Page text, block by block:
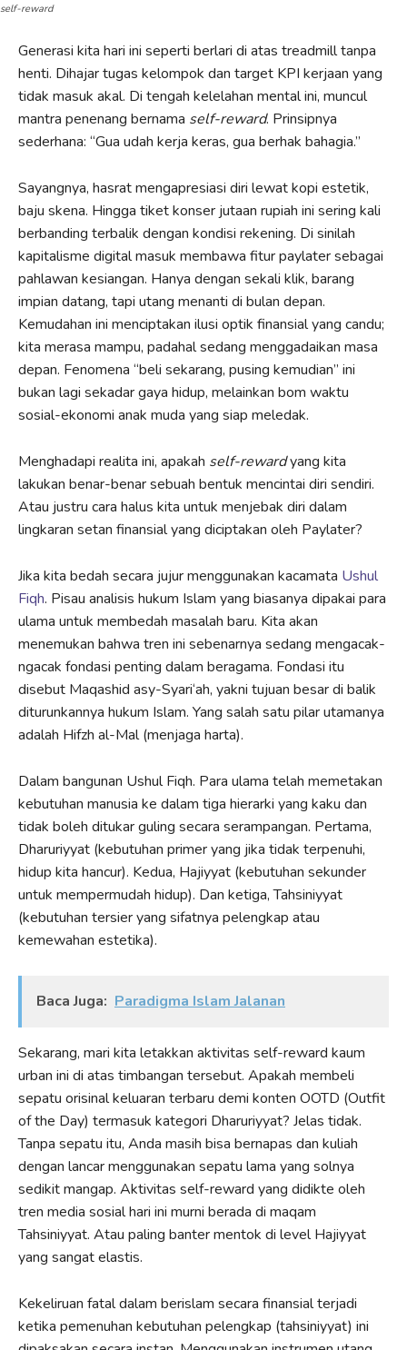
self-reward
Generasi kita hari ini seperti berlari di atas treadmill tanpa
henti. Dihajar tugas kelompok dan target KPI kerjaan yang
tidak masuk akal. Di tengah kelelahan mental ini, muncul
mantra penenang bernama self-reward. Prinsipnya
sederhana: “Gua udah kerja keras, gua berhak bahagia.”
Sayangnya, hasrat mengapresiasi diri lewat kopi estetik,
baju skena. Hingga tiket konser jutaan rupiah ini sering kali
berbanding terbalik dengan kondisi rekening. Di sinilah
kapitalisme digital masuk membawa fitur paylater sebagai
pahlawan kesiangan. Hanya dengan sekali klik, barang
impian datang, tapi utang menanti di bulan depan.
Kemudahan ini menciptakan ilusi optik finansial yang candu;
kita merasa mampu, padahal sedang menggadaikan masa
depan. Fenomena “beli sekarang, pusing kemudian” ini
bukan lagi sekadar gaya hidup, melainkan bom waktu
sosial-ekonomi anak muda yang siap meledak.
Menghadapi realita ini, apakah self-rewardyang kita
lakukan benar-benar sebuah bentuk mencintai diri sendiri.
Atau justru cara halus kita untuk menjebak diri dalam
lingkaran setan finansial yang diciptakan oleh Paylater?
Jika kita bedah secara jujur menggunakan kacamata Ushul
Fiqh. Pisau analisis hukum Islam yang biasanya dipakai para
ulama untuk membedah masalah baru. Kita akan
menemukan bahwa tren ini sebenarnya sedang mengacak-
ngacak fondasi penting dalam beragama. Fondasi itu
disebut Maqashid asy-Syari‘ah, yakni tujuan besar di balik
diturunkannya hukum Islam. Yang salah satu pilar utamanya
adalah Hifzh al-Mal (menjaga harta).
Dalam bangunan Ushul Fiqh. Para ulama telah memetakan
kebutuhan manusia ke dalam tiga hierarki yang kaku dan
tidak boleh ditukar guling secara serampangan. Pertama,
Dharuriyyat (kebutuhan primer yang jika tidak terpenuhi,
hidup kita hancur). Kedua, Hajiyyat (kebutuhan sekunder
untuk mempermudah hidup). Dan ketiga, Tahsiniyyat
(kebutuhan tersier yang sifatnya pelengkap atau
kemewahan estetika).
Baca Juga: Paradigma Islam Jalanan
Sekarang, mari kita letakkan aktivitas self-reward kaum
urban ini di atas timbangan tersebut. Apakah membeli
sepatu orisinal keluaran terbaru demi konten OOTD (Outfit
of the Day) termasuk kategori Dharuriyyat? Jelas tidak.
Tanpa sepatu itu, Anda masih bisa bernapas dan kuliah
dengan lancar menggunakan sepatu lama yang solnya
sedikit mangap. Aktivitas self-reward yang didikte oleh
tren media sosial hari ini murni berada di maqam
Tahsiniyyat. Atau paling banter mentok di level Hajiyyat
yang sangat elastis.
Kekeliruan fatal dalam berislam secara finansial terjadi
ketika pemenuhan kebutuhan pelengkap (tahsiniyyat) ini